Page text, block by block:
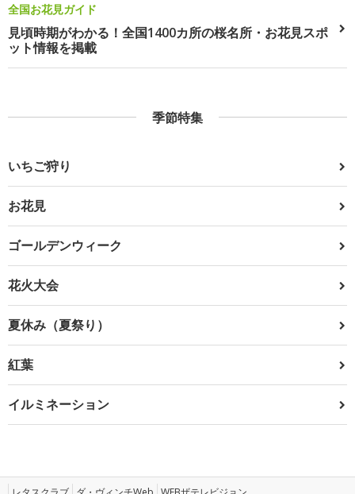
全国お花見ガイド
見頃時期がわかる！全国1400カ所の桜名所・お花見スポ
ット情報を掲載
季節特集
いちご狩り
お花見
ゴールデンウィーク
花火大会
夏休み（夏祭り）
紅葉
イルミネーション